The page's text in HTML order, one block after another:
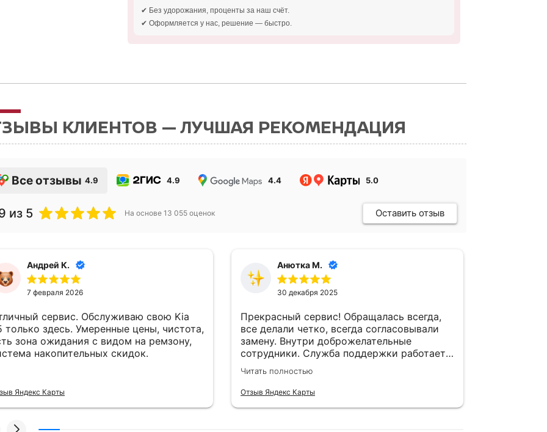
✔ Без удорожания, проценты за наш счёт.
✔ Оформляется у нас, решение — быстро.
КЛИЕНТОВ — ЛУЧШАЯ РЕКОМЕНДАЦИЯ
Все отзывы 4.9 4.9 4.4 5.0
из 5 На основе 13 055 оценок Оставить отзыв
Андрей К.
7 февраля 2026
сервис. Обслуживаю свою Kia
только здесь. Умеренные цены, чистота,
зона ожидания с видом на ремзону,
система накопительных скидок.
Яндекс Карты
Анютка М.
30 декабря 2025
Прекрасный сервис! Обращалась всегда,
все делали четко, всегда согласовывали
замену. Внутри доброжелательные
сотрудники. Служба поддержки работает
хорошо. Удобно найти, парковка хорошая.
Читать полностью
Отзыв Яндекс Карты